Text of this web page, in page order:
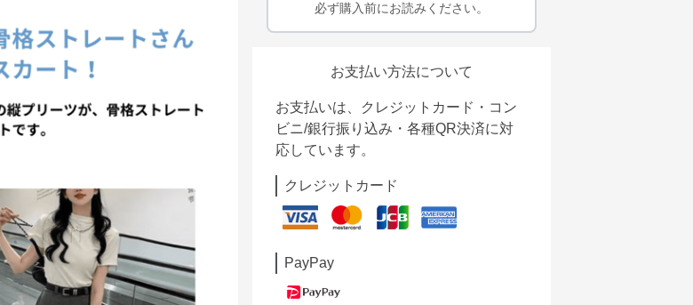
必ず購入前にお読みください。
お支払い方法について
お支払いは、クレジットカード・コン
ビニ/銀行振り込み・各種QR決済に対
応しています。
クレジットカード
PayPay